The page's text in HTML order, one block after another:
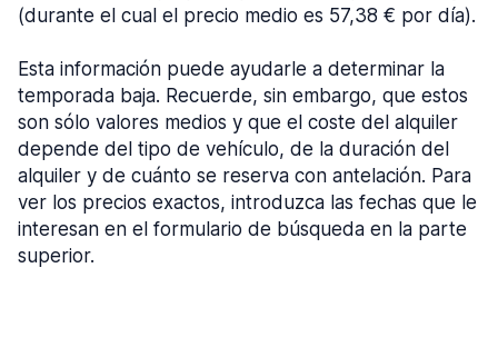
(durante el cual el precio medio es 57,38 € por día).
Esta información puede ayudarle a determinar la
temporada baja. Recuerde, sin embargo, que estos
son sólo valores medios y que el coste del alquiler
depende del tipo de vehículo, de la duración del
alquiler y de cuánto se reserva con antelación. Para
ver los precios exactos, introduzca las fechas que le
interesan en el formulario de búsqueda en la parte
superior.